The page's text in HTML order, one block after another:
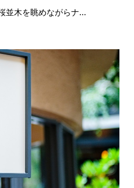
並木を眺めながらナ...